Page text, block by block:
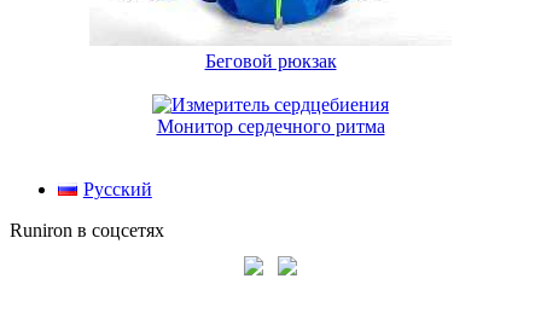
Беговой рюкзак
Монитор сердечного ритма
Русский
Runiron в соцсетях